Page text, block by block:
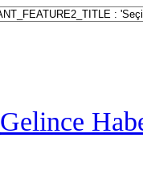
Gelince